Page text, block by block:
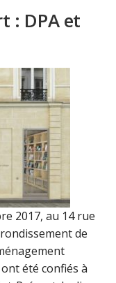
: DPA et
2017, au 14 rue
de
été confiés à